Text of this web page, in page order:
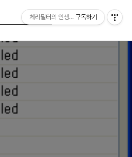
체리필터의 인생이야기구독하기